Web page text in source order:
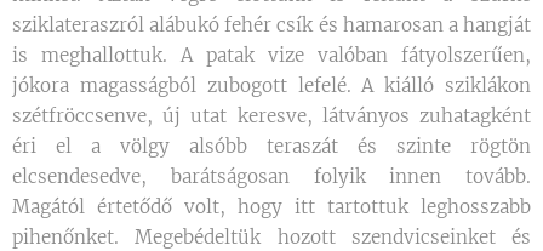
sziklateraszról alábukó fehér csík és hamarosan a hangját
is meghallottuk. A patak vize valóban fátyolszerűen,
jókora magasságból zubogott lefelé. A kiálló sziklákon
szétfröccsenve, új utat keresve, látványos zuhatagként
éri el a völgy alsóbb teraszát és szinte rögtön
elcsendesedve, barátságosan folyik innen tovább.
Magától értetődő volt, hogy itt tartottuk leghosszabb
pihenőnket. Megebédeltük hozott szendvicseinket és